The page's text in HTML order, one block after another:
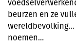
beurzen en ze
wereldbevolking…
noemen…